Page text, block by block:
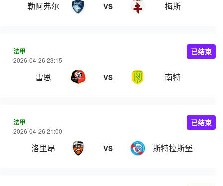
勒阿弗尔 VS 梅斯
法甲
2026-04-26 23:15
雷恩 VS 南特
已结束
法甲
2026-04-26 21:00
洛里昂 VS 斯特拉斯堡
已结束